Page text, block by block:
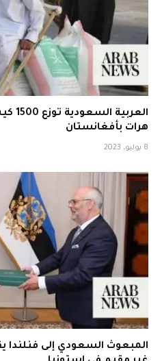
هرات بأفغانستان
8 يوليو، 2023
المبعوث السعودي إلى فنلندا